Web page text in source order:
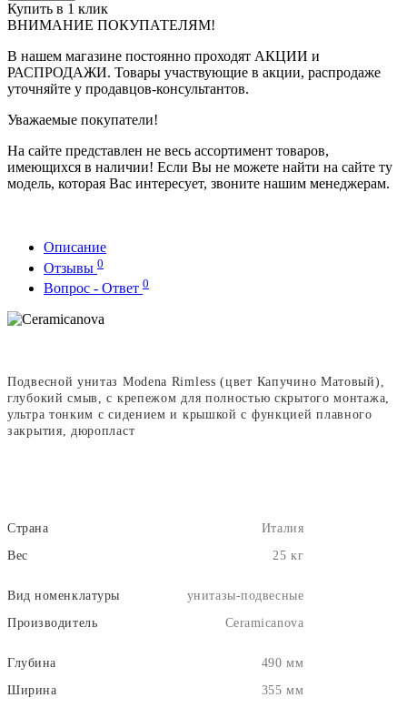
Купить в 1 клик
ВНИМАНИЕ ПОКУПАТЕЛЯМ!
В нашем магазине постоянно проходят АКЦИИ и
РАСПРОДАЖИ. Товары участвующие в акции, распродаже
уточняйте у продавцов-консультантов.
Уважаемые покупатели!
На сайте представлен не весь ассортимент товаров,
имеющихся в наличии! Если Вы не можете найти на сайте ту
модель, которая Вас интересует, звоните нашим менеджерам.
Описание
Отзывы 0
Вопрос - Ответ 0
Подвесной унитаз Modena Rimless (цвет Капучино Матовый),
глубокий смыв, с крепежом для полностью скрытого монтажа,
ультра тонким с сидением и крышкой с функцией плавного
закрытия, дюропласт
Страна
Италия
Вес
25 кг
Вид номенклатуры
унитазы-подвесные
Производитель
Ceramicanova
Глубина
490 мм
Ширина
355 мм